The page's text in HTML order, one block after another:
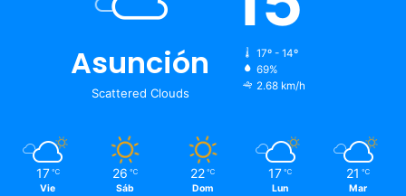
Asunción
Scattered Clouds
17º - 14º
69%
2.68 km/h
17 ℃
Vie
26 ℃
Sáb
22 ℃
Dom
17 ℃
Lun
21 ℃
Mar